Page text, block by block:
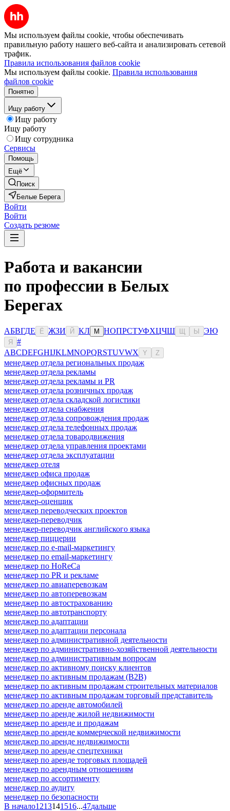
Мы используем файлы cookie, чтобы обеспечивать
правильную работу нашего веб-сайта и анализировать сетевой
трафик.
Правила использования файлов cookie
Мы используем файлы cookie. Правила использования
файлов cookie
Понятно
Ищу работу
Ищу работу
Ищу работу
Ищу сотрудника
Сервисы
Помощь
Ещё
Поиск
Белые Берега
Войти
Войти
Создать резюме
Работа и вакансии
по профессии в Белых
Берегах
АБВГДЕ Ё ЖЗИ Й КЛ М НОПРСТУФХЦЧШ Ы ЭЮ
Я
#
ABCDEFGHIJKLMNOPQRSTUVWX Y Z
менеджер отдела региональных продаж
менеджер отдела рекламы
менеджер отдела рекламы и PR
менеджер отдела розничных продаж
менеджер отдела складской логистики
менеджер отдела снабжения
менеджер отдела сопровождения продаж
менеджер отдела телефонных продаж
менеджер отдела товародвижения
менеджер отдела управления проектами
менеджер отдела эксплуатации
менеджер отеля
менеджер офиса продаж
менеджер офисных продаж
менеджер-оформитель
менеджер-оценщик
менеджер переводческих проектов
менеджер-переводчик
менеджер-переводчик английского языка
менеджер пиццерии
менеджер по e-mail-маркетингу
менеджер по email-маркетингу
менеджер по HoReCa
менеджер по PR и рекламе
менеджер по авиаперевозкам
менеджер по автоперевозкам
менеджер по автострахованию
менеджер по автотранспорту
менеджер по адаптации
менеджер по адаптации персонала
менеджер по административной деятельности
менеджер по административно-хозяйственной деятельности
менеджер по административным вопросам
менеджер по активному поиску клиентов
менеджер по активным продажам (B2B)
менеджер по активным продажам строительных материалов
менеджер по активным продажам торговый представитель
менеджер по аренде автомобилей
менеджер по аренде жилой недвижимости
менеджер по аренде и продажам
менеджер по аренде коммерческой недвижимости
менеджер по аренде недвижимости
менеджер по аренде спецтехники
менеджер по аренде торговых площадей
менеджер по арендным отношениям
менеджер по ассортименту
менеджер по аудиту
менеджер по безопасности
В начало1213141516...47дальше